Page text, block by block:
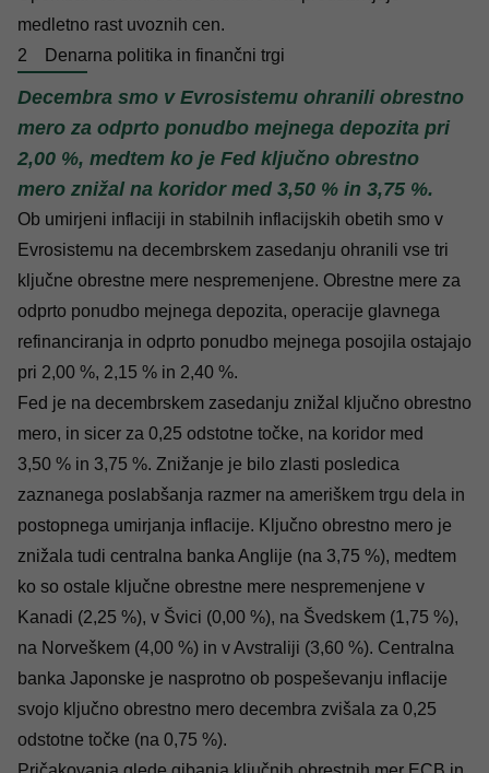
medletno rast uvoznih cen.
2
Denarna politika in finančni trgi
Decembra smo v Evrosistemu ohranili obrestno
mero za odprto ponudbo mejnega depozita pri
2,00 %, medtem ko je Fed ključno obrestno
mero znižal na koridor med 3,50 % in 3,75 %.
Ob umirjeni inflaciji in stabilnih inflacijskih obetih smo v
Evrosistemu na decembrskem zasedanju ohranili vse tri
ključne obrestne mere nespremenjene. Obrestne mere za
odprto ponudbo mejnega depozita, operacije glavnega
refinanciranja in odprto ponudbo mejnega posojila ostajajo
pri 2,00 %, 2,15 % in 2,40 %.
Fed je na decembrskem zasedanju znižal ključno obrestno
mero, in sicer za 0,25 odstotne točke, na koridor med
3,50 % in 3,75 %. Znižanje je bilo zlasti posledica
zaznanega poslabšanja razmer na ameriškem trgu dela in
postopnega umirjanja inflacije. Ključno obrestno mero je
znižala tudi centralna banka Anglije (na 3,75 %), medtem
ko so ostale ključne obrestne mere nespremenjene v
Kanadi (2,25 %), v Švici (0,00 %), na Švedskem (1,75 %),
na Norveškem (4,00 %) in v Avstraliji (3,60 %). Centralna
banka Japonske je nasprotno ob pospeševanju inflacije
svojo ključno obrestno mero decembra zvišala za 0,25
odstotne točke (na 0,75 %).